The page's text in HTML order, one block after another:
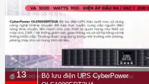
13
Bộ lưu điện UPS CyberPower